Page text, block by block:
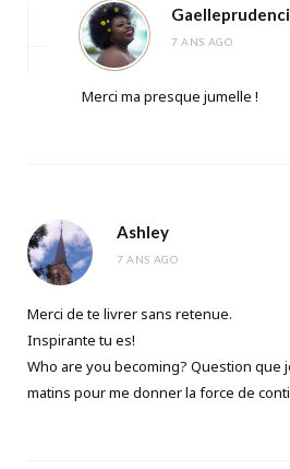
7 ANS AGO
Merci ma presque jumelle !
Ashley
7 ANS AGO
Merci de te livrer sans retenue.
Inspirante tu es!
Who are you becoming? Question que
matins pour me donner la force de